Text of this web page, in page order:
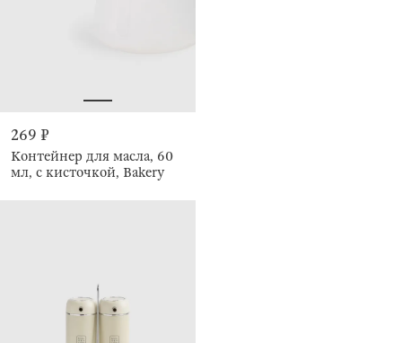
269 ₽
Контейнер для масла, 60
мл, с кисточкой, Bakery